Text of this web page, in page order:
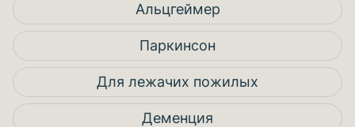
Альцгеймер
Паркинсон
Для лежачих пожилых
Деменция